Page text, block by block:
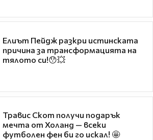
Елиът Пейдж разкри истинската
причина за трансформацията на
тялото си!😯💥
Травис Скот получи подарък
мечта от Холанд — всеки
футболен фен би го искал! 🤩